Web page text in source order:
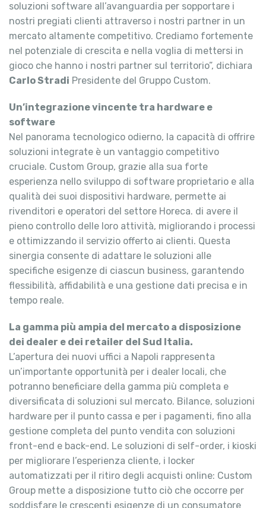
soluzioni software all’avanguardia per sopportare i
nostri pregiati clienti attraverso i nostri partner in un
mercato altamente competitivo. Crediamo fortemente
nel potenziale di crescita e nella voglia di mettersi in
gioco che hanno i nostri partner sul territorio”, dichiara
Carlo Stradi Presidente del Gruppo Custom.
Un’integrazione vincente tra hardware e
software
Nel panorama tecnologico odierno, la capacità di offrire
soluzioni integrate è un vantaggio competitivo
cruciale. Custom Group, grazie alla sua forte
esperienza nello sviluppo di software proprietario e alla
qualità dei suoi dispositivi hardware, permette ai
rivenditori e operatori del settore Horeca. di avere il
pieno controllo delle loro attività, migliorando i processi
e ottimizzando il servizio offerto ai clienti. Questa
sinergia consente di adattare le soluzioni alle
specifiche esigenze di ciascun business, garantendo
flessibilità, affidabilità e una gestione dati precisa e in
tempo reale.
La gamma più ampia del mercato a disposizione
dei dealer e dei retailer del Sud Italia.
L’apertura dei nuovi uffici a Napoli rappresenta
un’importante opportunità per i dealer locali, che
potranno beneficiare della gamma più completa e
diversificata di soluzioni sul mercato. Bilance, soluzioni
hardware per il punto cassa e per i pagamenti, fino alla
gestione completa del punto vendita con soluzioni
front-end e back-end. Le soluzioni di self-order, i kioski
per migliorare l’esperienza cliente, i locker
automatizzati per il ritiro degli acquisti online: Custom
Group mette a disposizione tutto ciò che occorre per
soddisfare le crescenti esigenze di un consumatore